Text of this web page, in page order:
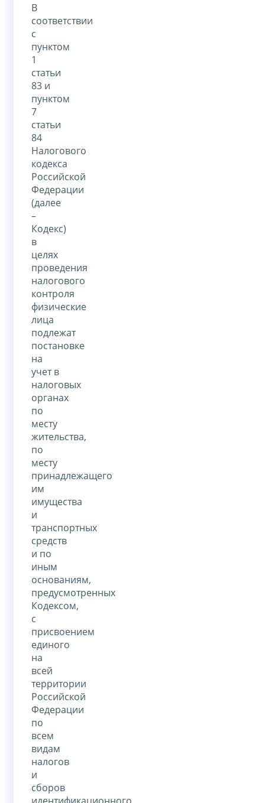
В
соответствии
с
пунктом
1
статьи
83 и
пунктом
7
статьи
84
Налогового
кодекса
Российской
Федерации
(далее
–
Кодекс)
в
целях
проведения
налогового
контроля
физические
лица
подлежат
постановке
на
учет в
налоговых
органах
по
месту
жительства,
по
месту
принадлежащего
им
имущества
и
транспортных
средств
и по
иным
основаниям,
предусмотренных
Кодексом,
с
присвоением
единого
на
всей
территории
Российской
Федерации
по
всем
видам
налогов
и
сборов